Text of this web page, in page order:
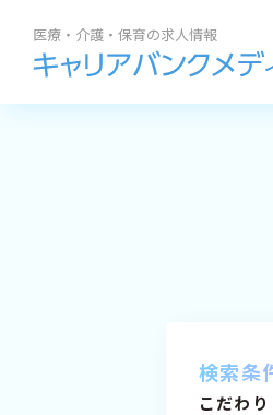
道
道
検索条
こだわり